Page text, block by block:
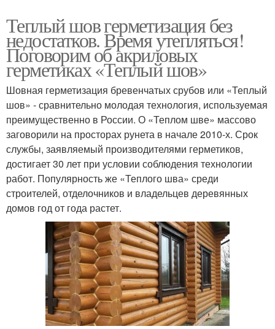
Теплый шов герметизация без
недостатков. Время утепляться!
Поговорим об акриловых
герметиках «Теплый шов»
Шовная герметизация бревенчатых срубов или «Теплый
шов» - сравнительно молодая технология, используемая
преимущественно в России. О «Теплом шве» массово
заговорили на просторах рунета в начале 2010-х. Срок
службы, заявляемый производителями герметиков,
достигает 30 лет при условии соблюдения технологии
работ. Популярность же «Теплого шва» среди
строителей, отделочников и владельцев деревянных
домов год от года растет.